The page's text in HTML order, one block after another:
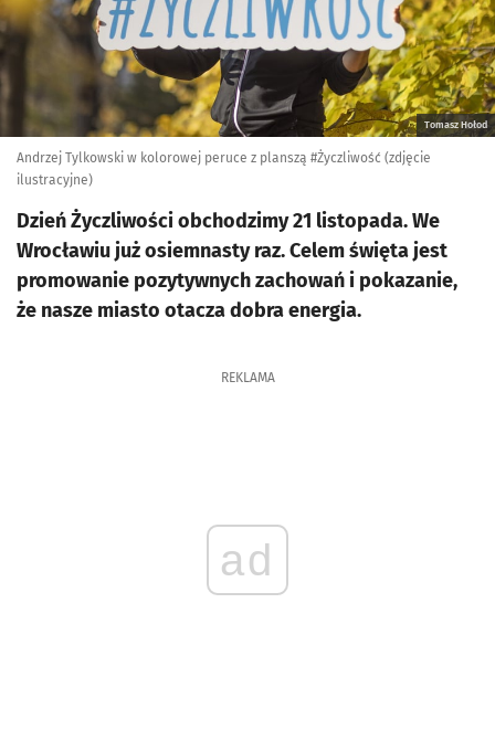
Tomasz Hołod
Andrzej Tylkowski w kolorowej peruce z planszą #Życzliwość (zdjęcie
ilustracyjne)
Dzień Życzliwości obchodzimy 21 listopada. We
Wrocławiu już osiemnasty raz. Celem święta jest
promowanie pozytywnych zachowań i pokazanie,
że nasze miasto otacza dobra energia.
REKLAMA
ad